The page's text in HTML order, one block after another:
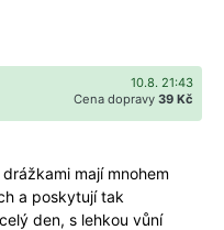
10.8. 21:43
Cena dopravy 39 Kč
mají mnohem
a poskytují tak
den, s lehkou vůní